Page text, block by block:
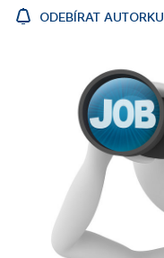
ODEBÍRAT AUTORKU